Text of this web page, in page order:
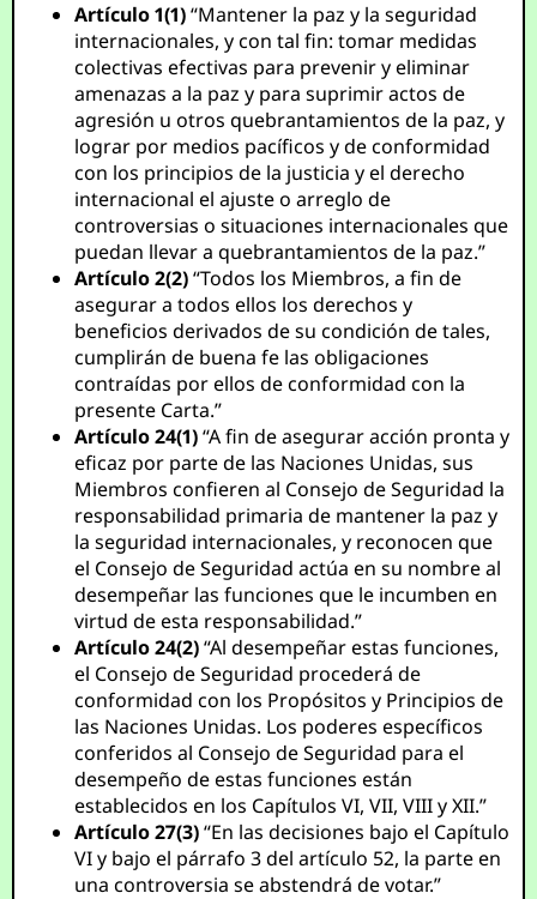
Artículo 1(1)“Mantener la paz y la seguridad
internacionales, y con tal fin: tomar medidas
colectivas efectivas para prevenir y eliminar
amenazas a la paz y para suprimir actos de
agresión u otros quebrantamientos de la paz, y
lograr por medios pacíficos y de conformidad
con los principios de la justicia y el derecho
internacional el ajuste o arreglo de
controversias o situaciones internacionales que
puedan llevar a quebrantamientos de la paz.”
Artículo 2(2)“Todos los Miembros, a fin de
asegurar a todos ellos los derechos y
beneficios derivados de su condición de tales,
cumplirán de buena fe las obligaciones
contraídas por ellos de conformidad con la
presente Carta.”
Artículo 24(1)“A fin de asegurar acción pronta y
eficaz por parte de las Naciones Unidas, sus
Miembros confieren al Consejo de Seguridad la
responsabilidad primaria de mantener la paz y
la seguridad internacionales, y reconocen que
el Consejo de Seguridad actúa en su nombre al
desempeñar las funciones que le incumben en
virtud de esta responsabilidad.”
Artículo 24(2)“Al desempeñar estas funciones,
el Consejo de Seguridad procederá de
conformidad con los Propósitos y Principios de
las Naciones Unidas. Los poderes específicos
conferidos al Consejo de Seguridad para el
desempeño de estas funciones están
establecidos en los Capítulos VI, VII, VIII y XII.”
Artículo 27(3)“En las decisiones bajo el Capítulo
VI y bajo el párrafo 3 del artículo 52, la parte en
una controversia se abstendrá de votar.”